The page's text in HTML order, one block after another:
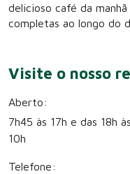
delicioso café da
completas ao longo do
Visite o nosso
Aberto:
7h45 às 17h e das 18h
10h
Telefone: